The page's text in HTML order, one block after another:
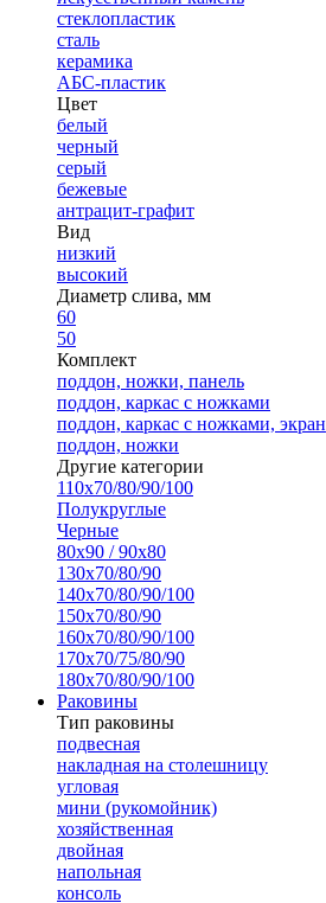
стеклопластик
сталь
керамика
АБС-пластик
Цвет
белый
черный
серый
бежевые
антрацит-графит
Вид
низкий
высокий
Диаметр слива, мм
60
50
Комплект
поддон, ножки, панель
поддон, каркас с ножками
поддон, каркас с ножками, экран
поддон, ножки
Другие категории
110х70/80/90/100
Полукруглые
Черные
80х90 / 90х80
130х70/80/90
140х70/80/90/100
150х70/80/90
160х70/80/90/100
170х70/75/80/90
180х70/80/90/100
Раковины
Тип раковины
подвесная
накладная на столешницу
угловая
мини (рукомойник)
хозяйственная
двойная
напольная
консоль